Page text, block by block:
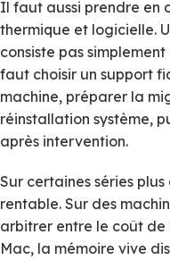
Il faut aussi prendre en
thermique et logicielle.
consiste pas
faut choisir un support
machine, préparer la
réinstallation système,
après intervention.
Sur certaines séries
rentable. Sur des
arbitrer entre le coût de
Mac, la mémoire vive